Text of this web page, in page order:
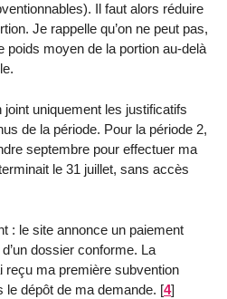
Il faut alors réduire
Je rappelle qu’on ne peut pas,
poids moyen de la portion au-delà
joint uniquement les justificatifs
de la période. Pour la période 2,
septembre pour effectuer ma
le 31 juillet, sans accès
: le site annonce un paiement
dossier conforme. La
reçu ma première subvention
dépôt de ma demande. [4]